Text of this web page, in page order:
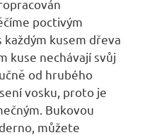
poctivým
kusem dřeva
kuse nechávají svůj
od hrubého
vosku, proto je
Bukovou
můžete